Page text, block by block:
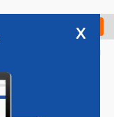
Check in
x